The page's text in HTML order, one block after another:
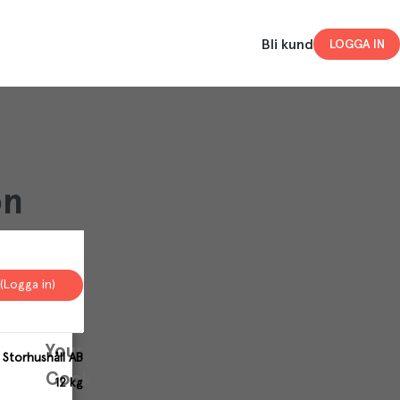
Bli kund LOGGA IN
in)
AB
12 kg
Your
Cookies